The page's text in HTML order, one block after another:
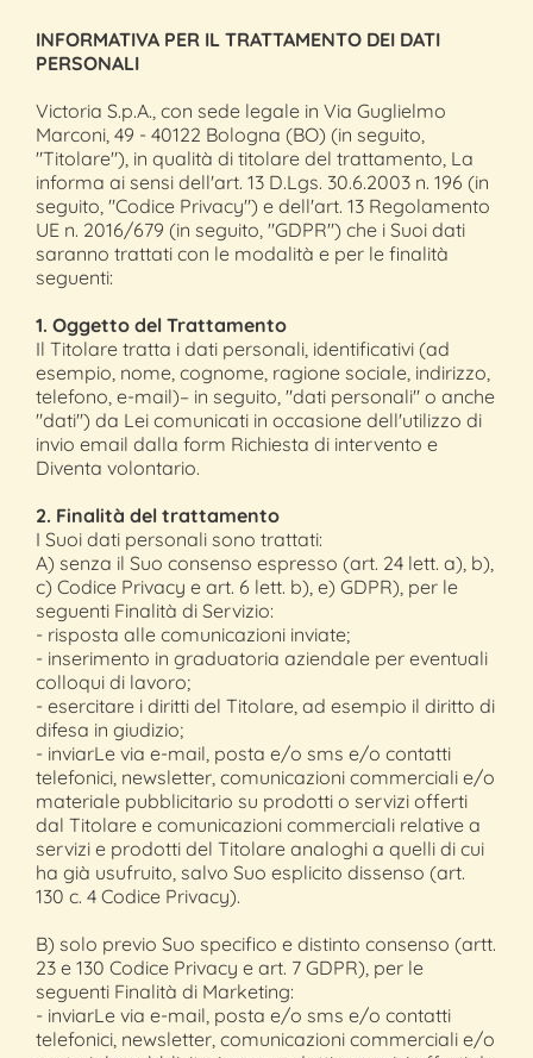
INFORMATIVA PER IL TRATTAMENTO DEI DATI
PERSONALI
Victoria S.p.A., con sede legale in Via Guglielmo
Marconi, 49 - 40122 Bologna (BO) (in seguito,
"Titolare"), in qualità di titolare del trattamento, La
informa ai sensi dell'art. 13 D.Lgs. 30.6.2003 n. 196 (in
seguito, "Codice Privacy") e dell'art. 13 Regolamento
UE n. 2016/679 (in seguito, "GDPR") che i Suoi dati
saranno trattati con le modalità e per le finalità
seguenti:
1. Oggetto del Trattamento
Il Titolare tratta i dati personali, identificativi (ad
esempio, nome, cognome, ragione sociale, indirizzo,
telefono, e-mail)– in seguito, "dati personali" o anche
"dati") da Lei comunicati in occasione dell'utilizzo di
invio email dalla form Richiesta di intervento e
Diventa volontario.
2. Finalità del trattamento
I Suoi dati personali sono trattati:
A) senza il Suo consenso espresso (art. 24 lett. a), b),
c) Codice Privacy e art. 6 lett. b), e) GDPR), per le
seguenti Finalità di Servizio:
- risposta alle comunicazioni inviate;
- inserimento in graduatoria aziendale per eventuali
colloqui di lavoro;
- esercitare i diritti del Titolare, ad esempio il diritto di
difesa in giudizio;
- inviarLe via e-mail, posta e/o sms e/o contatti
telefonici, newsletter, comunicazioni commerciali e/o
materiale pubblicitario su prodotti o servizi offerti
dal Titolare e comunicazioni commerciali relative a
servizi e prodotti del Titolare analoghi a quelli di cui
ha già usufruito, salvo Suo esplicito dissenso (art.
130 c. 4 Codice Privacy).
B) solo previo Suo specifico e distinto consenso (artt.
23 e 130 Codice Privacy e art. 7 GDPR), per le
seguenti Finalità di Marketing:
- inviarLe via e-mail, posta e/o sms e/o contatti
telefonici, newsletter, comunicazioni commerciali e/o